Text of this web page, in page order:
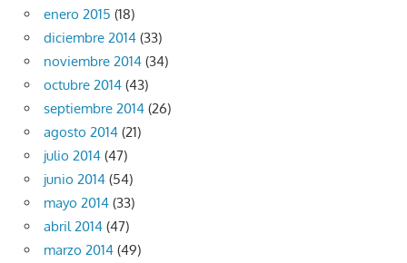
enero 2015 (18)
diciembre 2014 (33)
noviembre 2014 (34)
octubre 2014 (43)
septiembre 2014 (26)
agosto 2014 (21)
julio 2014 (47)
junio 2014 (54)
mayo 2014 (33)
abril 2014 (47)
marzo 2014 (49)